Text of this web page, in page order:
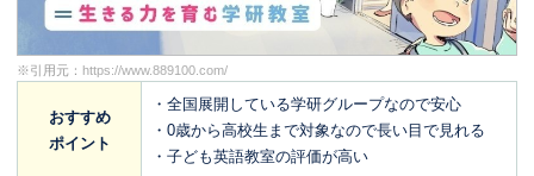
※引用元： https://www.889100.com/
おすすめ
ポイント
・全国展開している学研グループなので安心
・0歳から高校生まで対象なので長い目で見れる
・子ども英語教室の評価が高い